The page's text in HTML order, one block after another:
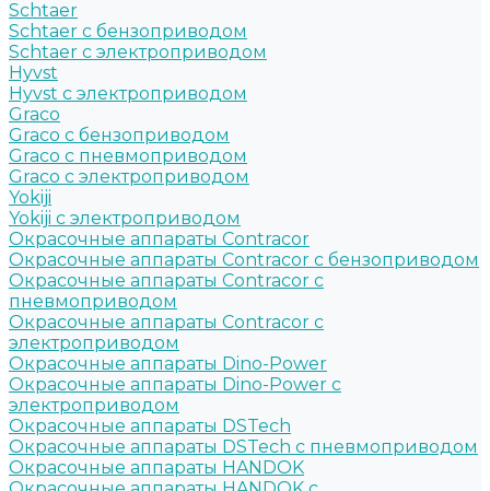
Schtaer
Schtaer с бензоприводом
Schtaer c электроприводом
Hyvst
Hyvst с электроприводом
Graco
Graco c бензоприводом
Graco с пневмоприводом
Graco с электроприводом
Yokiji
Yokiji c электроприводом
Окрасочные аппараты Contracor
Окрасочные аппараты Contracor с бензоприводом
Окрасочные аппараты Contracor с
пневмоприводом
Окрасочные аппараты Contracor с
электроприводом
Окрасочные аппараты Dino-Power
Окрасочные аппараты Dino-Power с
электроприводом
Окрасочные аппараты DSTech
Окрасочные аппараты DSTech c пневмоприводом
Окрасочные аппараты HANDOK